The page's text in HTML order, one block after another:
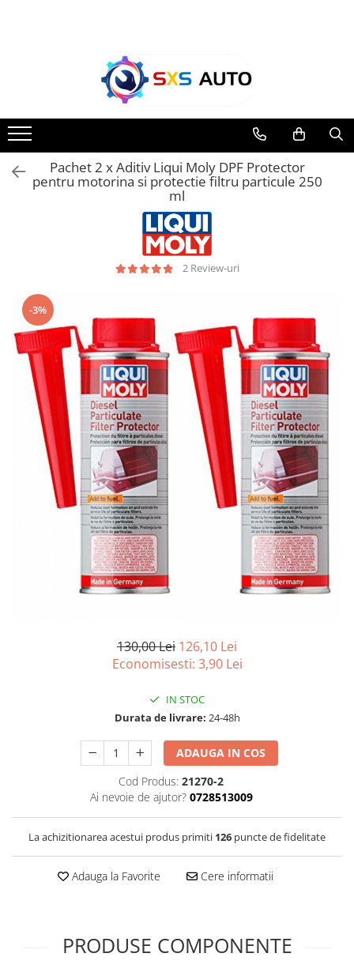
Ulei Motor Original și Aftermarket
- 0W20, 5W30, 5W40 - SXS Auto
0W16
0W20
0W30
10W30
10W40
10W50
10W60
15W40
20W50
AdBlue
Aditivi Auto
Lichid de Frana
Lichid de Parbriz
Ulei Cutie de Viteze
Vaselina si Lubrifianti Auto
Filtre Habitaclu
Intretinere si Cosmetica Auto
Produse Cosmetica Auto
Produse curatare interior auto
Cabluri si adaptoare telefoane
Pachet 2 x Aditiv Liqui Moly DPF Protector
pentru motorina si protectie filtru particule 250
ml
2 Review-uri
-3%
130,00 Lei 126,10 Lei
Economisesti: 3,90 Lei
IN STOC
Durata de livrare: 24-48h
ADAUGA IN COS
Cod Produs: 21270-2
Ai nevoie de ajutor? 0728513009
La achizitionarea acestui produs primiti 126 puncte de fidelitate
Adauga la Favorite Cere informatii
PRODUSE COMPONENTE